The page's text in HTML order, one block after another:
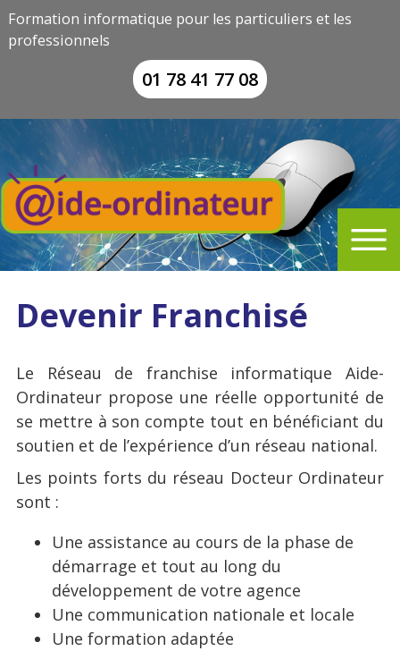
Formation informatique pour les particuliers et les
professionnels
01 78 41 77 08
Devenir Franchisé
Le Réseau de franchise informatique Aide-
Ordinateur propose une réelle opportunité de
se mettre à son compte tout en bénéficiant du
soutien et de l’expérience d’un réseau national.
Les points forts du réseau Docteur Ordinateur
sont :
Une assistance au cours de la phase de
démarrage et tout au long du
développement de votre agence
Une communication nationale et locale
Une formation adaptée